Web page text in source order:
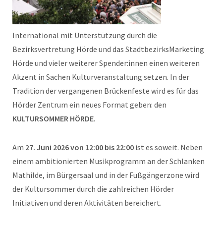
International mit Unterstützung durch die
Bezirksvertretung Hörde und das StadtbezirksMarketing
Hörde und vieler weiterer Spender:innen einen weiteren
Akzent in Sachen Kulturveranstaltung setzen. In der
Tradition der vergangenen Brückenfeste wird es für das
Hörder Zentrum ein neues Format geben: den
KULTURSOMMER HÖRDE.
Am 27. Juni 2026von 12:00 bis 22:00 ist es soweit. Neben
einem ambitionierten Musikprogramm an der Schlanken
Mathilde, im Bürgersaal und in der Fußgängerzone wird
der Kultursommer durch die zahlreichen Hörder
Initiativen und deren Aktivitäten bereichert.